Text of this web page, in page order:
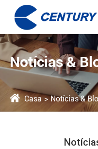
Notícias &
Casa Notícias &